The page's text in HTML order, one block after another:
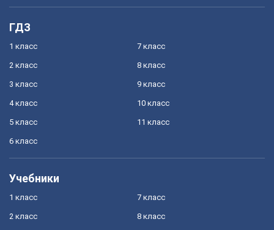
ГДЗ
1 класс
2 класс
3 класс
4 класс
5 класс
6 класс
7 класс
8 класс
9 класс
10 класс
11 класс
Учебники
1 класс
2 класс
7 класс
8 класс